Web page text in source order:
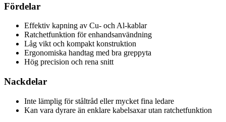
Fördelar
Effektiv kapning av Cu- och Al-kablar
Ratchetfunktion för enhandsanvändning
Låg vikt och kompakt konstruktion
Ergonomiska handtag med bra greppyta
Hög precision och rena snitt
Nackdelar
Inte lämplig för ståltråd eller mycket fina ledare
Kan vara dyrare än enklare kabelsaxar utan ratchetfunktion